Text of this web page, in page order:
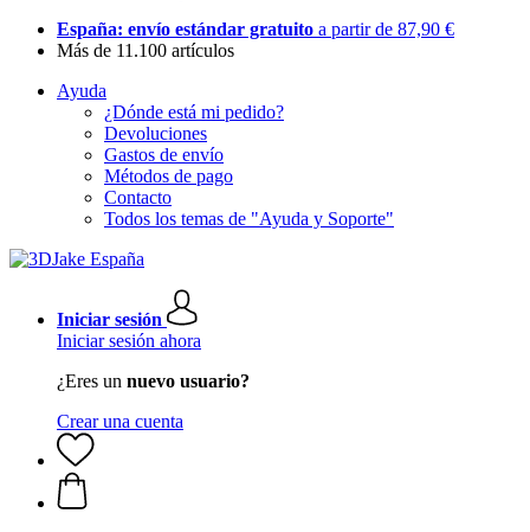
España: envío estándar gratuito a partir de 87,90 €
Más de 11.100 artículos
Ayuda
¿Dónde está mi pedido?
Devoluciones
Gastos de envío
Métodos de pago
Contacto
Todos los temas de "Ayuda y Soporte"
Iniciar sesión
Iniciar sesión ahora
¿Eres un nuevo usuario?
Crear una cuenta